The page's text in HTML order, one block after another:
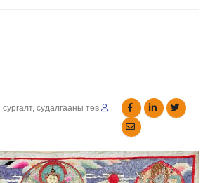
судалгааны төв